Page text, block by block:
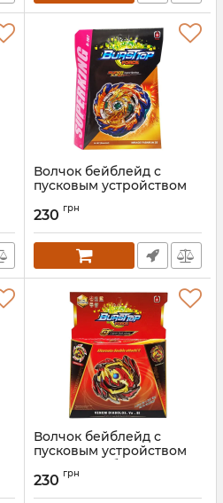
Волчок бейблейд с
пусковым устройством
Mirage Fabnir
Артикул: B167
230 грн
Волчок бейблейд с
пусковым устройством
"Веном Диаболос" B145
Venom Diablos
Артикул: B145
230 грн